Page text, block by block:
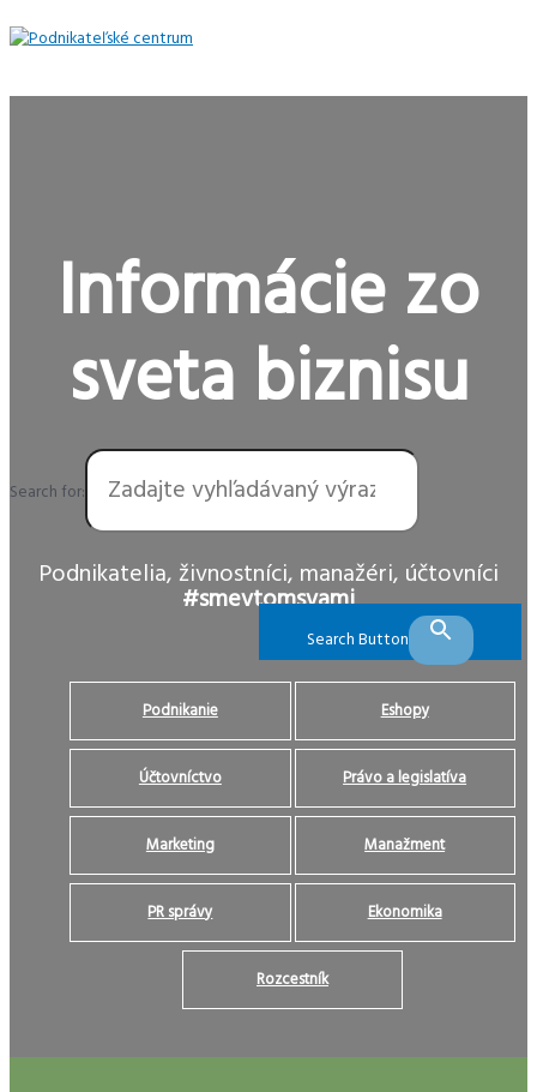
Preskočiť
na
Menu
Informácie zo
sveta biznisu
Search for:
Search Button
Podnikatelia, živnostníci, manažéri, účtovníci
#smevtomsvami
Podnikanie Eshopy
Účtovníctvo Právo a legislatíva
Marketing Manažment
PR správy Ekonomika
Rozcestník